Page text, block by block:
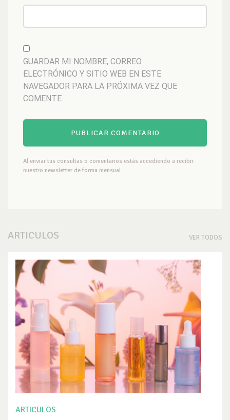
GUARDAR MI NOMBRE, CORREO
ELECTRÓNICO Y SITIO WEB EN ESTE
NAVEGADOR PARA LA PRÓXIMA VEZ QUE
COMENTE.
Al enviar tus consultas o comentarios estás accediendo a recibir
nuestro newsletter de forma mensual.
ARTICULOS VER TODOS
ARTICULOS